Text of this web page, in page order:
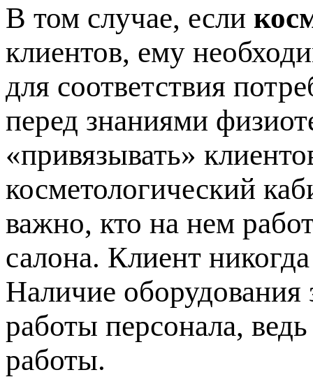
В том случае, если
клиентов, ему
для соответствия
перед знаниями
«привязывать»
косметологический
важно, кто на нем
салона. Клиент
Наличие оборудования
работы персонала,
работы.